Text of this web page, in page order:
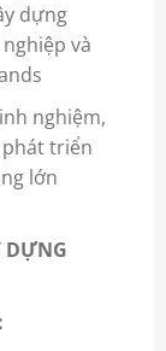
dựng
và
nghiệm,
triển
lớn
DỰNG